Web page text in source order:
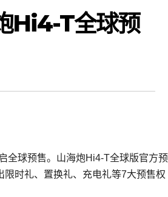
Hi4-T全球预
全球预售。山海炮Hi4-T全球版官方预
时礼、置换礼、充电礼等7大预售权